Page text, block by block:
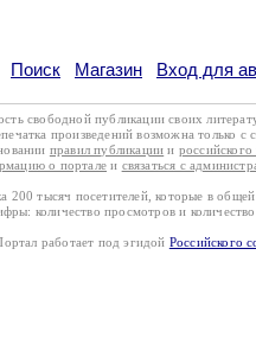
Поиск Магазин Вход для
свободной публикации своих
произведений возможна только с
правил публикации и российского
о портале и связаться с
200 тысяч посетителей, которые в
количество просмотров и количество
работает под эгидой Российского